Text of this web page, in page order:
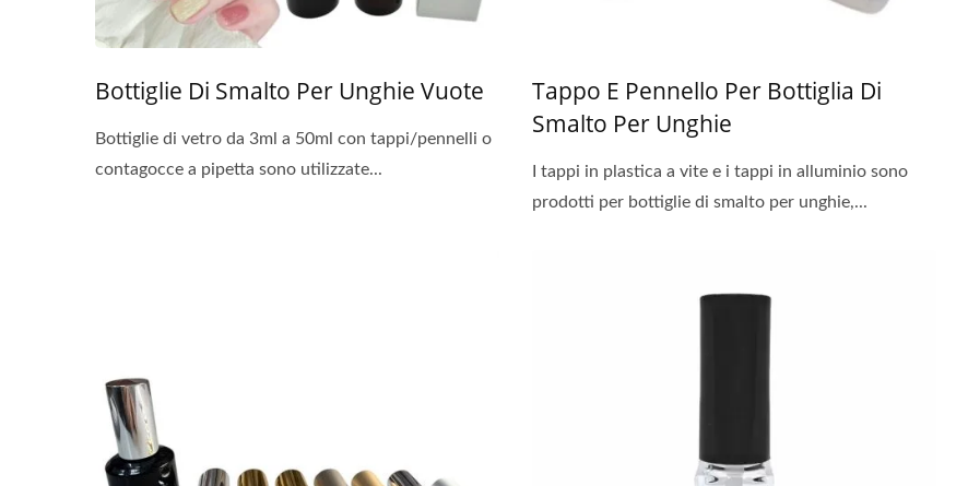
Bottiglie Di Smalto Per Unghie Vuote
Bottiglie di vetro da 3ml a 50ml con tappi/pennelli o
contagocce a pipetta sono utilizzate...
Tappo E Pennello Per Bottiglia Di
Smalto Per Unghie
I tappi in plastica a vite e i tappi in alluminio sono
prodotti per bottiglie di smalto per unghie,...